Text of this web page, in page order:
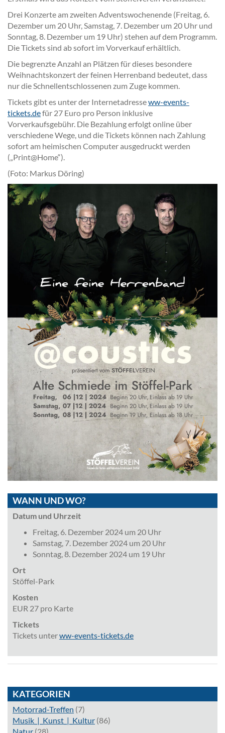
Drei Konzerte am zweiten Adventswochenende (Freitag, 6.
Dezember um 20 Uhr, Samstag, 7. Dezember um 20 Uhr und
Sonntag, 8. Dezember um 19 Uhr) stehen auf dem Programm.
Die Tickets sind ab sofort im Vorverkauf erhältlich.
Die begrenzte Anzahl an Plätzen für dieses besondere
Weihnachtskonzert der feinen Herrenband bedeutet, dass
nur die Schnellentschlossenen zum Zuge kommen.
Tickets gibt es unter der Internetadresseww-events-
tickets.defür 27 Euro pro Person inklusive
Vorverkaufsgebühr. Die Bezahlung erfolgt online über
verschiedene Wege, und die Tickets können nach Zahlung
sofort am heimischen Computer ausgedruckt werden
(„Print@Home“).
(Foto: Markus Döring)
WANN UND WO?
Datum und Uhrzeit
Freitag, 6. Dezember 2024 um 20 Uhr
Samstag, 7. Dezember 2024 um 20 Uhr
Sonntag, 8. Dezember 2024 um 19 Uhr
Ort
Stöffel-Park
Kosten
EUR 27 pro Karte
Tickets
Tickets unterww-events-tickets.de
KATEGORIEN
Motorrad-Treffen (7)
Musik_|_Kunst_|_Kultur (86)